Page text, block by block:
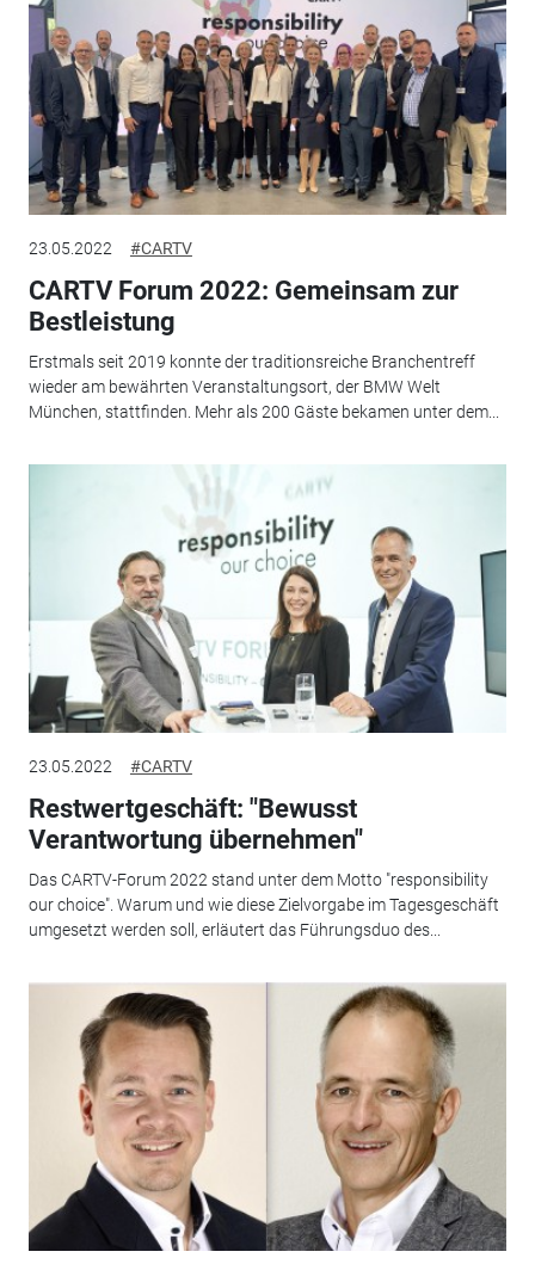
23.05.2022 #CARTV
CARTV Forum 2022: Gemeinsam zur
Bestleistung
Erstmals seit 2019 konnte der traditionsreiche Branchentreff
wieder am bewährten Veranstaltungsort, der BMW Welt
München, stattfinden. Mehr als 200 Gäste bekamen unter dem...
23.05.2022 #CARTV
Restwertgeschäft: "Bewusst
Verantwortung übernehmen"
Das CARTV-Forum 2022 stand unter dem Motto "responsibility
our choice". Warum und wie diese Zielvorgabe im Tagesgeschäft
umgesetzt werden soll, erläutert das Führungsduo des...